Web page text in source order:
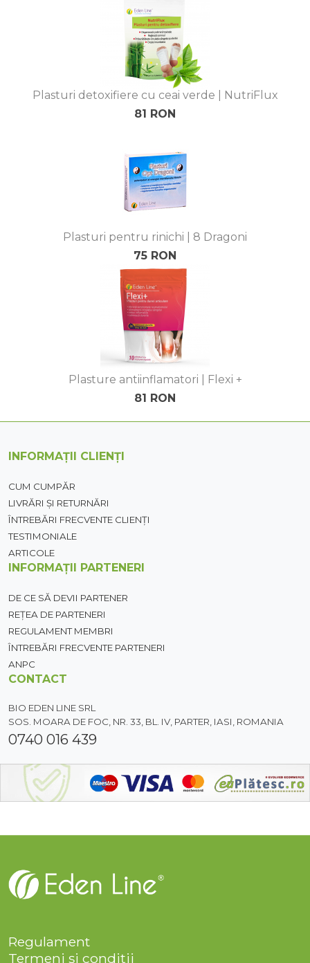
Plasturi detoxifiere cu ceai verde | NutriFlux
81 RON
Plasturi pentru rinichi | 8 Dragoni
75 RON
Plasture antiinflamatori | Flexi +
81 RON
INFORMAȚII CLIENȚI
CUM CUMPĂR
LIVRĂRI ȘI RETURNĂRI
ÎNTREBĂRI FRECVENTE CLIENȚI
TESTIMONIALE
ARTICOLE
INFORMAȚII PARTENERI
DE CE SĂ DEVII PARTENER
REȚEA DE PARTENERI
REGULAMENT MEMBRI
ÎNTREBĂRI FRECVENTE PARTENERI
ANPC
CONTACT
BIO EDEN LINE SRL
SOS. MOARA DE FOC, NR. 33, BL. IV, PARTER, IASI, ROMANIA
0740 016 439
Regulament
Termeni și condiții